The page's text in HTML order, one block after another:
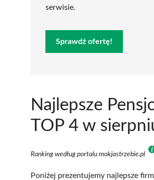
serwisie.
Sprawdź ofertę!
Najlepsze
TOP 4 w
Ranking według portalu mokjastrzebie.pl
Poniżej prezentujemy najlepsze